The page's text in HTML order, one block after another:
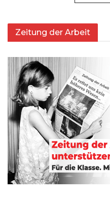
Zeitung der Arbeit